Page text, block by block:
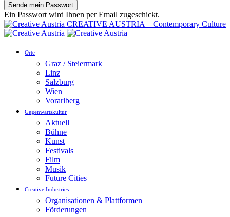
Ein Passwort wird Ihnen per Email zugeschickt.
CREATIVE AUSTRIA – Contemporary Culture
Orte
Graz / Steiermark
Linz
Salzburg
Wien
Vorarlberg
Gegenwartskultur
Aktuell
Bühne
Kunst
Festivals
Film
Musik
Future Cities
Creative Industries
Organisationen & Plattformen
Förderungen